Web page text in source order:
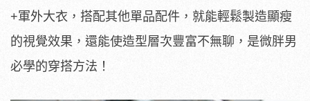
+軍外大衣，搭配其他單品配件，就能輕鬆製造顯瘦
的視覺效果，還能使造型層次豐富不無聊，是微胖男
必學的穿搭方法！